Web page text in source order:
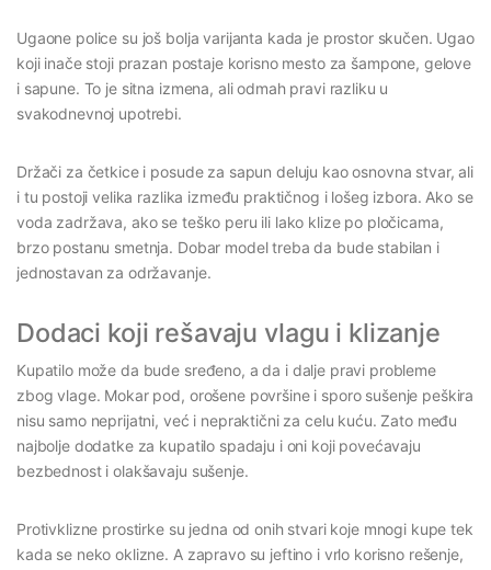
Ugaone police su još bolja varijanta kada je prostor skučen. Ugao
koji inače stoji prazan postaje korisno mesto za šampone, gelove
i sapune. To je sitna izmena, ali odmah pravi razliku u
svakodnevnoj upotrebi.
Držači za četkice i posude za sapun deluju kao osnovna stvar, ali
i tu postoji velika razlika između praktičnog i lošeg izbora. Ako se
voda zadržava, ako se teško peru ili lako klize po pločicama,
brzo postanu smetnja. Dobar model treba da bude stabilan i
jednostavan za održavanje.
Dodaci koji rešavaju vlagu i klizanje
Kupatilo može da bude sređeno, a da i dalje pravi probleme
zbog vlage. Mokar pod, orošene površine i sporo sušenje peškira
nisu samo neprijatni, već i nepraktični za celu kuću. Zato među
najbolje dodatke za kupatilo spadaju i oni koji povećavaju
bezbednost i olakšavaju sušenje.
Protivklizne prostirke su jedna od onih stvari koje mnogi kupe tek
kada se neko oklizne. A zapravo su jeftino i vrlo korisno rešenje,